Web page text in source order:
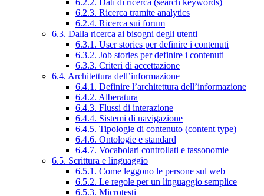
6.2.3. Ricerca tramite analytics
6.2.4. Ricerca sui forum
6.3. Dalla ricerca ai bisogni degli utenti
6.3.1. User stories per definire i contenuti
6.3.2. Job stories per definire i contenuti
6.3.3. Criteri di accettazione
6.4. Architettura dell’informazione
6.4.1. Definire l’architettura dell’informazione
6.4.2. Alberatura
6.4.3. Flussi di interazione
6.4.4. Sistemi di navigazione
6.4.5. Tipologie di contenuto (content type)
6.4.6. Ontologie e standard
6.4.7. Vocabolari controllati e tassonomie
6.5. Scrittura e linguaggio
6.5.1. Come leggono le persone sul web
6.5.2. Le regole per un linguaggio semplice
6.5.3. Microtesti